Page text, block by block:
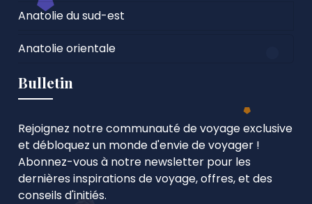
Anatolie du sud-est
Anatolie orientale
Bulletin
Rejoignez notre communauté de voyage exclusive
et débloquez un monde d'envie de voyager !
Abonnez-vous à notre newsletter pour les
dernières inspirations de voyage, offres, et des
conseils d'initiés.